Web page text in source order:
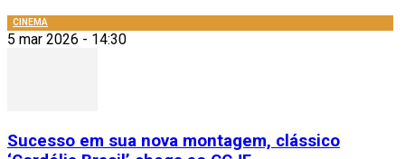
CINEMA
5 mar 2026 - 14:30
Sucesso em sua nova montagem, clássico